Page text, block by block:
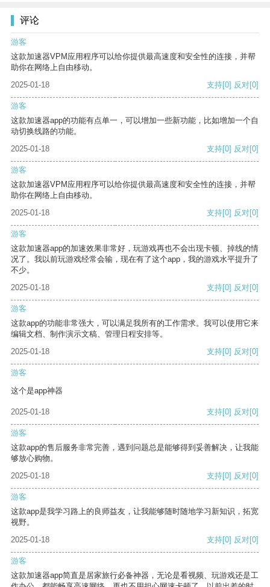
评论
游客
这款加速器VPM应用程序可以给你提供最高速度和安全性的连接，并帮
助你在网络上自由移动。
2025-01-18
支持[0] 反对[0]
游客
这款加速器app的功能有点单一，可以增加一些新功能，比如增加一个自
动切换线路的功能。
2025-01-18
支持[0] 反对[0]
游客
这款加速器VPM应用程序可以给你提供最高速度和安全性的连接，并帮
助你在网络上自由移动。
2025-01-18
支持[0] 反对[0]
游客
这款加速器app的加速效果非常好，玩游戏再也不会出现卡顿、掉线的情
况了。我以前玩游戏经常会输，现在有了这个app，我的游戏水平提升了
不少。
2025-01-18
支持[0] 反对[0]
游客
这款app的功能非常强大，可以满足我所有的工作需求。我可以使用它来
编辑文档、制作演示文稿、管理日程安排等。
2025-01-18
支持[0] 反对[0]
游客
这个是app神器
2025-01-18 支持[0] 反对[0]
游客
这款app的售后服务非常完善，遇到问题总是能够得到妥善解决，让我能
够放心购物。
2025-01-18
支持[0] 反对[0]
游客
这款app是我学习路上的良师益友，让我能够随时随地学习新知识，拓宽
视野。
2025-01-18
支持[0] 反对[0]
游客
这款加速器app简直是居家旅行必备神器，无论是看视频、玩游戏还是工